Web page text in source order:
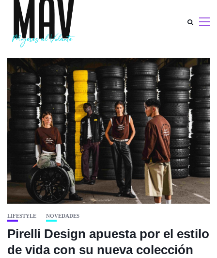
LIFESTYLE NOVEDADES
Pirelli Design apuesta por el estilo
de vida con su nueva colección